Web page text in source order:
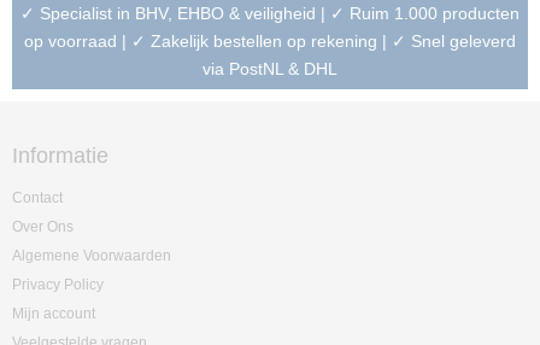
✓ Specialist in BHV, EHBO & veiligheid | ✓ Ruim 1.000 producten
op voorraad | ✓ Zakelijk bestellen op rekening | ✓ Snel geleverd
via PostNL & DHL
Informatie
Contact
Over Ons
Algemene Voorwaarden
Privacy Policy
Mijn account